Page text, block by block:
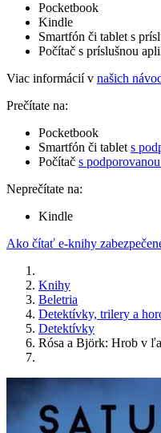
Pocketbook
Kindle
Smartfón či tablet s
Počítač s príslušnou
Viac informácií v našich
Prečítate na:
Pocketbook
Smartfón či tablet s
Počítač s
Neprečítate na:
Kindle
Ako čítať e-knihy
Knihy
Beletria
Detektívky, trilery a
Detektívky
Rósa a Björk: Hrob v